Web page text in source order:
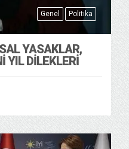
Genel Politika
YASAKLAR,
YIL DİLEKLERİ